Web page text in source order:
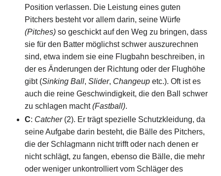
Position verlassen. Die Leistung eines guten
Pitchers besteht vor allem darin, seine Würfe
(Pitches)so geschickt auf den Weg zu bringen, dass
sie für den Batter möglichst schwer auszurechnen
sind, etwa indem sie eine Flugbahn beschreiben, in
der es Änderungen der Richtung oder der Flughöhe
gibt (Sinking Ball, Slider, Changeupetc.). Oft ist es
auch die reine Geschwindigkeit, die den Ball schwer
zu schlagen macht(Fastball).
C: Catcher(2). Er trägt spezielle Schutzkleidung, da
seine Aufgabe darin besteht, die Bälle des Pitchers,
die der Schlagmann nicht trifft oder nach denen er
nicht schlägt, zu fangen, ebenso die Bälle, die mehr
oder weniger unkontrolliert vom Schläger des